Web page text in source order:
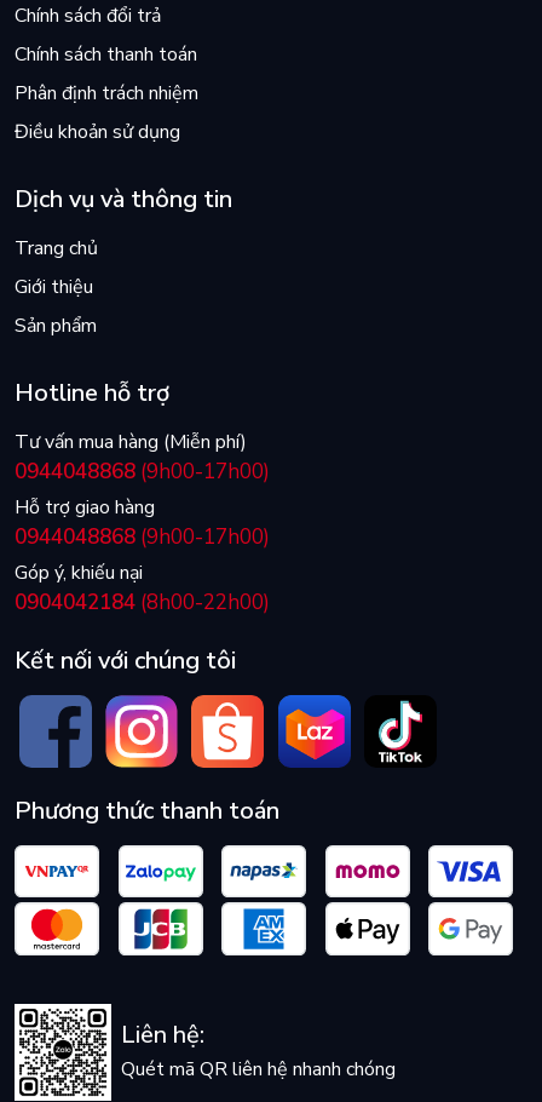
Chính sách đổi trả
Chính sách thanh toán
Phân định trách nhiệm
Điều khoản sử dụng
Dịch vụ và thông tin
Trang chủ
Giới thiệu
Sản phẩm
Hotline hỗ trợ
Tư vấn mua hàng (Miễn phí)
0944048868 (9h00-17h00)
Hỗ trợ giao hàng
0944048868 (9h00-17h00)
Góp ý, khiếu nại
0904042184 (8h00-22h00)
Kết nối với chúng tôi
Phương thức thanh toán
Liên hệ:
Quét mã QR liên hệ nhanh chóng